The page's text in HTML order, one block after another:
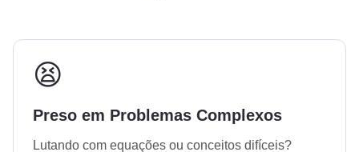
😫
Preso em Problemas Complexos
Lutando com equações ou conceitos difíceis?